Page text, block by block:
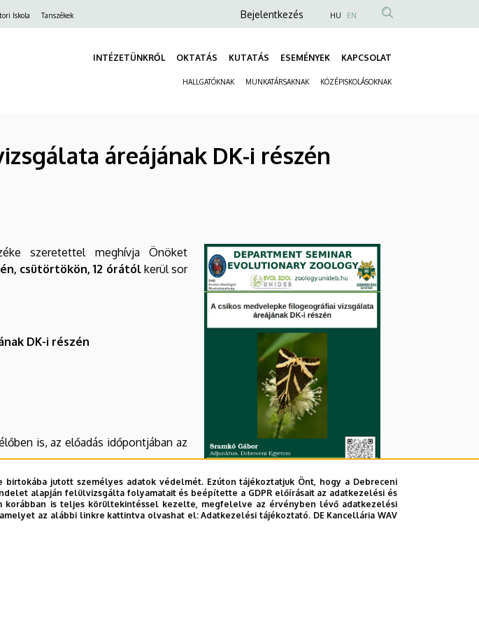
Iskola Tanszékek
Anonim
fiók
menüje
Bejelentkezés HU EN
INTÉZETÜNKRŐL OKTATÁS KUTATÁS ESEMÉNYEK KAPCSOLAT
HALLGATÓKNAK MUNKATÁRSAKNAK KÖZÉPISKOLÁSOKNAK
áreájának DK-i részén
szeretettel meghívja Önöket
csütörtökön, 12 órátólkerül sor
DK-i részén
is, az előadás időpontjában az
jutott személyes adatok védelmét. Ezúton tájékoztatjuk Önt, hogy a Debreceni
alapján felülvizsgálta folyamatait és beépítette a GDPR előírásait az adatkezelési és
korábban is teljes körültekintéssel kezelte, megfelelve az érvényben lévő adatkezelési
az alábbi linkre kattintva olvashat el:Adatkezelési tájékoztató. DE Kancellária WAV